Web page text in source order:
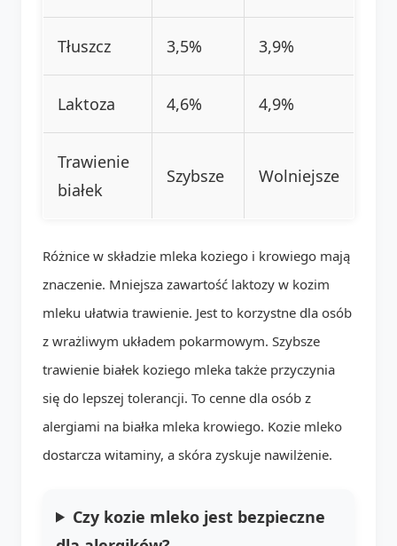
Tłuszcz 3,5% 3,9%
Laktoza 4,6% 4,9%
Trawienie
białek
Szybsze Wolniejsze
Różnice w składzie mleka koziego i krowiego mają
znaczenie. Mniejsza zawartość laktozy w kozim
mleku ułatwia trawienie. Jest to korzystne dla osób
z wrażliwym układem pokarmowym. Szybsze
trawienie białek koziego mleka także przyczynia
się do lepszej tolerancji. To cenne dla osób z
alergiami na białka mleka krowiego. Kozie mleko
dostarcza witaminy, a skóra zyskuje nawilżenie.
Czy kozie mleko jest bezpieczne